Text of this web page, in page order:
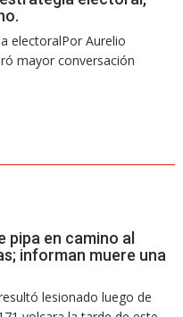
electoralPor Aurelio
mayor conversación
en camino al
informan muere una
lesionado luego de